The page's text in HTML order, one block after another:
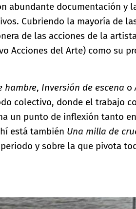
abundante documentación y
Cubriendo la mayoría de
de las acciones de la
Acciones del Arte) como su
hambre, Inversión de escena o
colectivo, donde el trabajo
un punto de inflexión tanto
está también Una milla de
y sobre la que pivota